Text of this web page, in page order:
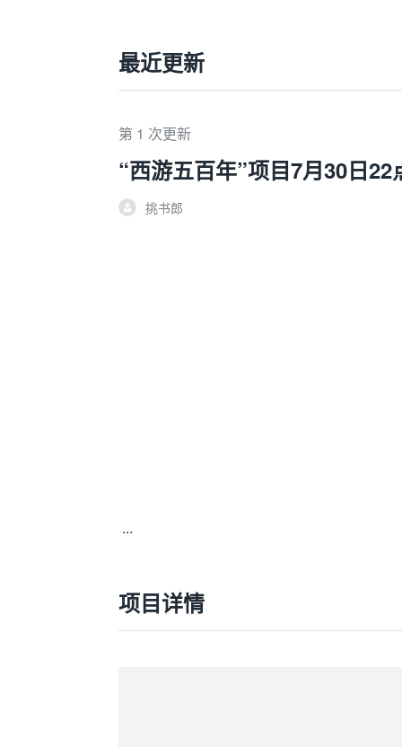
最近更新
第 1 次更新
“西游五百年”项目7月30日
挑书郎
...
项目详情